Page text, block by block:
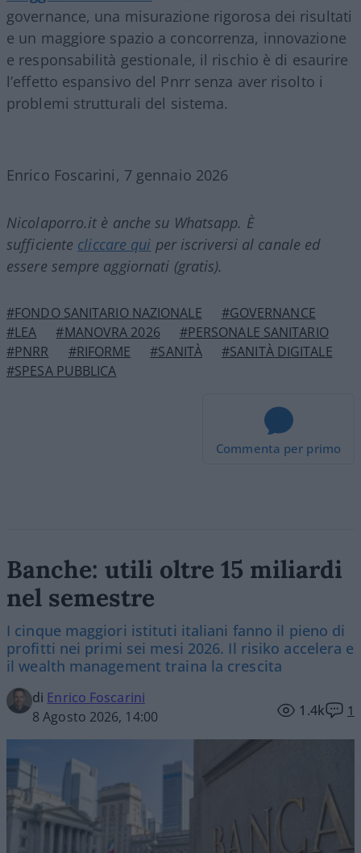
governance, una misurazione rigorosa dei risultati
e un maggiore spazio a concorrenza, innovazione
e responsabilità gestionale, il rischio è di esaurire
l’effetto espansivo del Pnrr senza aver risolto i
problemi strutturali del sistema.
Enrico Foscarini, 7 gennaio 2026
Nicolaporro.it è anche su Whatsapp. È
sufficiente cliccare qui per iscriversi al canale ed
essere sempre aggiornati (gratis).
#FONDO SANITARIO NAZIONALE
#GOVERNANCE
#LEA
#MANOVRA 2026
#PERSONALE SANITARIO
#PNRR
#RIFORME #SANITÀ
#SANITÀ DIGITALE
#SPESA PUBBLICA
Commenta per primo
Banche: utili oltre 15 miliardi
nel semestre
I cinque maggiori istituti italiani fanno il pieno di
profitti nei primi sei mesi 2026. Il risiko accelera e
il wealth management traina la crescita
di Enrico Foscarini
8 Agosto 2026, 14:00
1.4k 1